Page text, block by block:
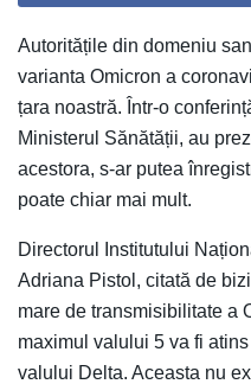
Autoritățile din domeniu
varianta Omicron a
țara noastră. Într-o
Ministerul Sănătății, au
acestora, s-ar putea
poate chiar mai mult.
Directorul Institutului
Adriana Pistol, citată de
mare de transmisibilitate a
maximul valului 5 va fi
valului Delta. Aceasta nu